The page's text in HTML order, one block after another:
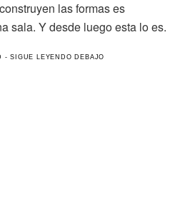
las formas es
sala. Y desde luego esta lo es.